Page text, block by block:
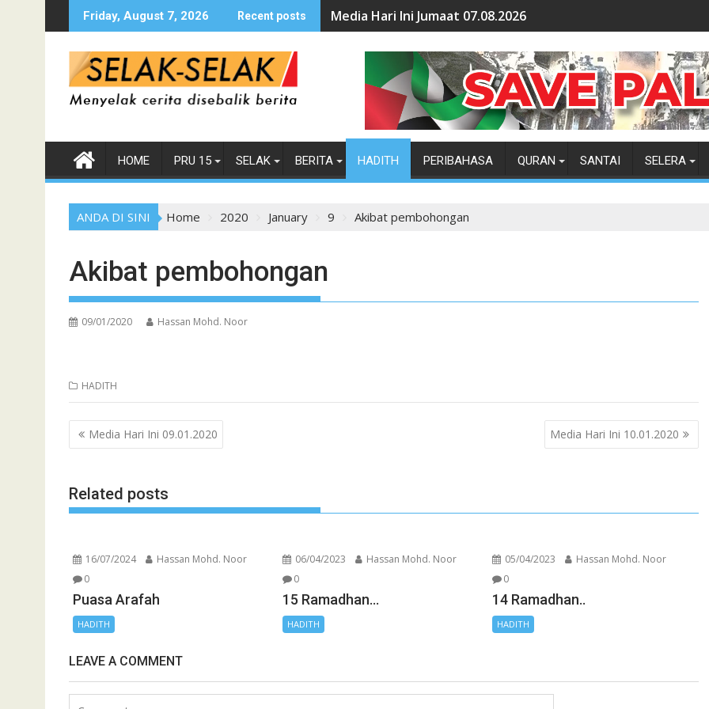
to
Friday, August 7, 2026 Recent posts Media Hari Ini Jumaat 07.08.2026
HOME PRU 15 SELAK BERITA HADITH PERIBAHASA QURAN SANTAI SELERA
ANDA DI SINI Home 2020 January 9 Akibat pembohongan
Akibat pembohongan
09/01/2020 Hassan Mohd. Noor
HADITH
Post
navigation
Media Hari Ini 09.01.2020 Media Hari Ini 10.01.2020
Related posts
16/07/2024
Hassan Mohd. Noor
0
Puasa Arafah
HADITH
06/04/2023
Hassan Mohd. Noor
0
15 Ramadhan…
HADITH
05/04/2023
Hassan Mohd. Noor
0
14 Ramadhan..
HADITH
LEAVE A COMMENT